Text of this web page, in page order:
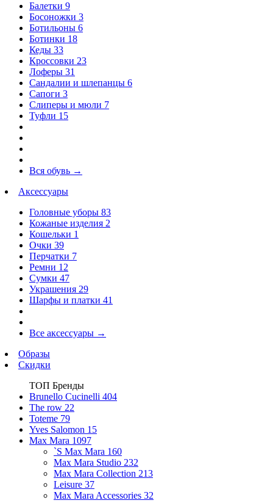
Балетки 9
Босоножки 3
Ботильоны 6
Ботинки 18
Кеды 33
Кроссовки 23
Лоферы 31
Сандалии и шлепанцы 6
Сапоги 3
Слиперы и мюли 7
Туфли 15
Вся обувь →
Аксессуары
Головные уборы 83
Кожаные изделия 2
Кошельки 1
Очки 39
Перчатки 7
Ремни 12
Сумки 47
Украшения 29
Шарфы и платки 41
Все аксессуары →
Образы
Скидки
ТОП Бренды
Brunello Cucinelli 404
The row 22
Toteme 79
Yves Salomon 15
Max Mara 1097
`S Max Mara 160
Max Mara Studio 232
Max Mara Collection 213
Leisure 37
Max Mara Accessories 32